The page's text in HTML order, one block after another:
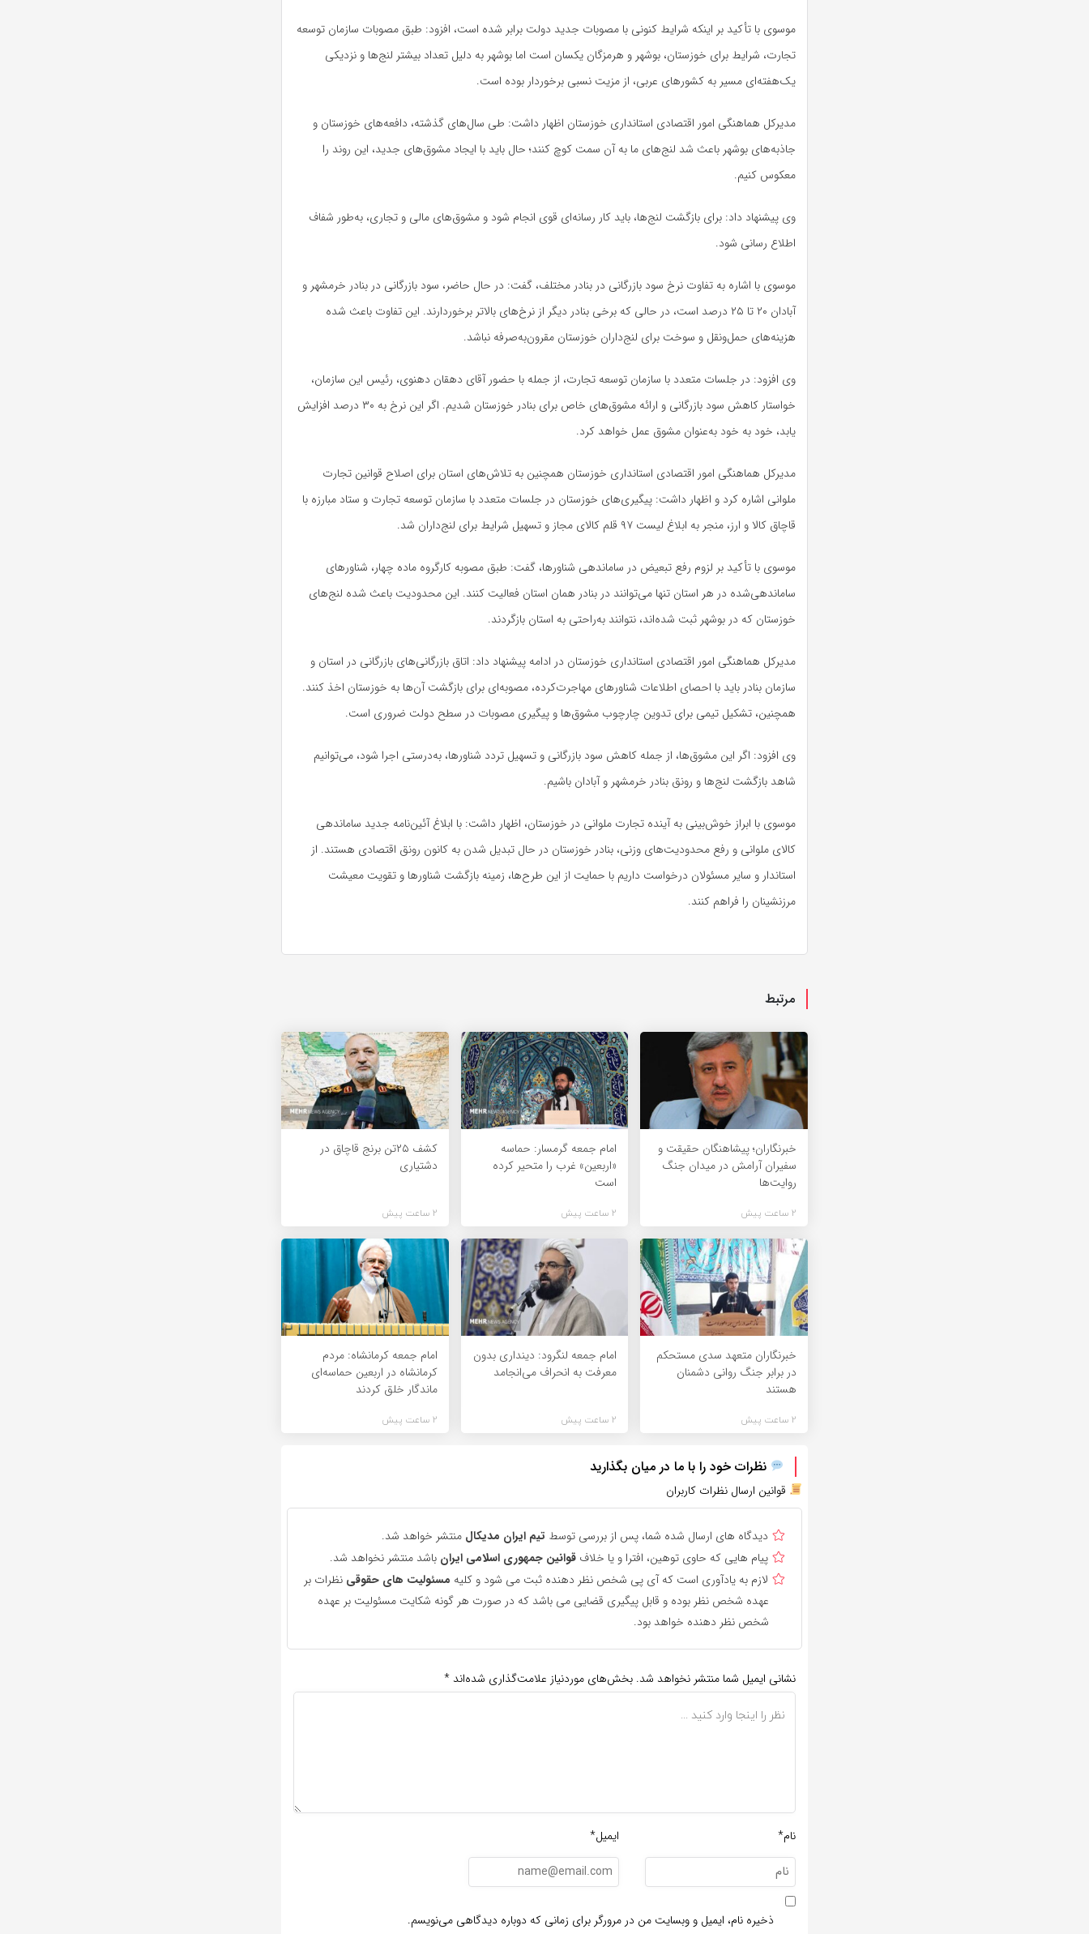
موسوی با تأکید بر اینکه شرایط کنونی با مصوبات جدید دولت برابر شده است، افزود: طبق مصوبات سازمان توسعه
تجارت، شرایط برای خوزستان، بوشهر و هرمزگان یکسان است اما بوشهر به دلیل تعداد بیشتر لنج‌ها و نزدیکی
یک‌هفته‌ای مسیر به کشورهای عربی، از مزیت نسبی برخوردار بوده است.
مدیرکل هماهنگی امور اقتصادی استانداری خوزستان اظهار داشت: طی سال‌های گذشته، دافعه‌های خوزستان و
جاذبه‌های بوشهر باعث شد لنج‌های ما به آن سمت کوچ کنند؛ حال باید با ایجاد مشوق‌های جدید، این روند را
معکوس کنیم.
وی پیشنهاد داد: برای بازگشت لنج‌ها، باید کار رسانه‌ای قوی انجام شود و مشوق‌های مالی و تجاری، به‌طور شفاف
اطلاع رسانی شود.
موسوی با اشاره به تفاوت نرخ سود بازرگانی در بنادر مختلف، گفت: در حال حاضر، سود بازرگانی در بنادر خرمشهر و
آبادان ۲۰ تا ۲۵ درصد است، در حالی که برخی بنادر دیگر از نرخ‌های بالاتر برخوردارند. این تفاوت باعث شده
هزینه‌های حمل‌ونقل و سوخت برای لنج‌داران خوزستان مقرون‌به‌صرفه نباشد.
وی افزود: در جلسات متعدد با سازمان توسعه تجارت، از جمله با حضور آقای دهقان دهنوی، رئیس این سازمان،
خواستار کاهش سود بازرگانی و ارائه مشوق‌های خاص برای بنادر خوزستان شدیم. اگر این نرخ به ۳۰ درصد افزایش
یابد، خود به خود به‌عنوان مشوق عمل خواهد کرد.
مدیرکل هماهنگی امور اقتصادی استانداری خوزستان همچنین به تلاش‌های استان برای اصلاح قوانین تجارت
ملوانی اشاره کرد و اظهار داشت: پیگیری‌های خوزستان در جلسات متعدد با سازمان توسعه تجارت و ستاد مبارزه با
قاچاق کالا و ارز، منجر به ابلاغ لیست ۹۷ قلم کالای مجاز و تسهیل شرایط برای لنج‌داران شد.
موسوی با تأکید بر لزوم رفع تبعیض در ساماندهی شناورها، گفت: طبق مصوبه کارگروه ماده چهار، شناورهای
ساماندهی‌شده در هر استان تنها می‌توانند در بنادر همان استان فعالیت کنند. این محدودیت باعث شده لنج‌های
خوزستان که در بوشهر ثبت شده‌اند، نتوانند به‌راحتی به استان بازگردند.
مدیرکل هماهنگی امور اقتصادی استانداری خوزستان در ادامه پیشنهاد داد: اتاق بازرگانی‌های بازرگانی در استان و
سازمان بنادر باید با احصای اطلاعات شناورهای مهاجرت‌کرده، مصوبه‌ای برای بازگشت آن‌ها به خوزستان اخذ کنند.
همچنین، تشکیل تیمی برای تدوین چارچوب مشوق‌ها و پیگیری مصوبات در سطح دولت ضروری است.
وی افزود: اگر این مشوق‌ها، از جمله کاهش سود بازرگانی و تسهیل تردد شناورها، به‌درستی اجرا شود، می‌توانیم
شاهد بازگشت لنج‌ها و رونق بنادر خرمشهر و آبادان باشیم.
موسوی با ابراز خوش‌بینی به آینده تجارت ملوانی در خوزستان، اظهار داشت: با ابلاغ آئین‌نامه جدید ساماندهی
کالای ملوانی و رفع محدودیت‌های وزنی، بنادر خوزستان در حال تبدیل شدن به کانون رونق اقتصادی هستند. از
استاندار و سایر مسئولان درخواست داریم با حمایت از این طرح‌ها، زمینه بازگشت شناورها و تقویت معیشت
مرزنشینان را فراهم کنند.
مرتبط
خبرنگاران؛ پیشاهنگان حقیقت و
سفیران آرامش در میدان جنگ
روایت‌ها
2 ساعت پیش
امام جمعه گرمسار: حماسه
«اربعین» غرب را متحیر کرده
است
2 ساعت پیش
کشف ۲۵تن برنج قاچاق در
دشتیاری
2 ساعت پیش
خبرنگاران متعهد سدی مستحکم
در برابر جنگ روانی دشمنان
هستند
2 ساعت پیش
امام جمعه لنگرود: دینداری بدون
معرفت به انحراف می‌انجامد
2 ساعت پیش
امام جمعه کرمانشاه: مردم
کرمانشاه در اربعین حماسه‌ای
ماندگار خلق کردند
2 ساعت پیش
نظرات خود را با ما در میان بگذارید
قوانین ارسال نظرات کاربران
دیدگاه های ارسال شده شما، پس از بررسی توسط تیم ایران مدیکال منتشر خواهد شد.
پیام هایی که حاوی توهین، افترا و یا خلاف قوانین جمهوری اسلامی ایران باشد منتشر نخواهد شد.
لازم به یادآوری است که آی پی شخص نظر دهنده ثبت می شود و کلیه مسئولیت های حقوقی نظرات بر
عهده شخص نظر بوده و قابل پیگیری قضایی می باشد که در صورت هر گونه شکایت مسئولیت بر عهده
شخص نظر دهنده خواهد بود.
نشانی ایمیل شما منتشر نخواهد شد. بخش‌های موردنیاز علامت‌گذاری شده‌اند *
نام* ایمیل*
ذخیره نام، ایمیل و وبسایت من در مرورگر برای زمانی که دوباره دیدگاهی می‌نویسم.